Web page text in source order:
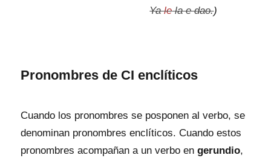
Yalela e dao.)
Pronombres de CI enclíticos
Cuando los pronombres se posponen al verbo, se
denominan pronombres enclíticos. Cuando estos
pronombres acompañan a un verbo engerundio,